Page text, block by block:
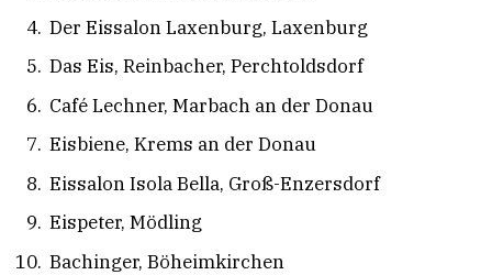
Der Eissalon Laxenburg, Laxenburg
Das Eis, Reinbacher, Perchtoldsdorf
Café Lechner, Marbach an der Donau
Eisbiene, Krems an der Donau
Eissalon Isola Bella, Groß-Enzersdorf
Eispeter, Mödling
Bachinger, Böheimkirchen